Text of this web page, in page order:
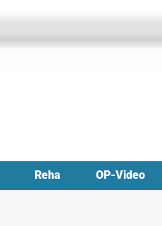
Reha OP-Video